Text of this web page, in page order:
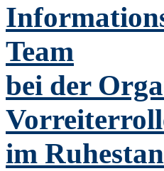
Team
bei der
im